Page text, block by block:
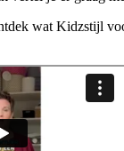
wat Kidzstijl